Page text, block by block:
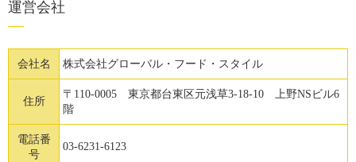
運営会社
会社名 株式会社グローバル・フード・スタイル
住所
〒110-0005 東京都台東区元浅草3-18-10 上野NSビル6
階
電話番
号
03-6231-6123